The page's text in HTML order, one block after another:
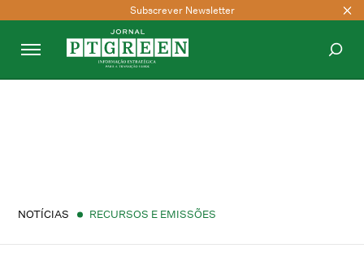
Subscrever Newsletter
NOTÍCIAS RECURSOS E EMISSÕES